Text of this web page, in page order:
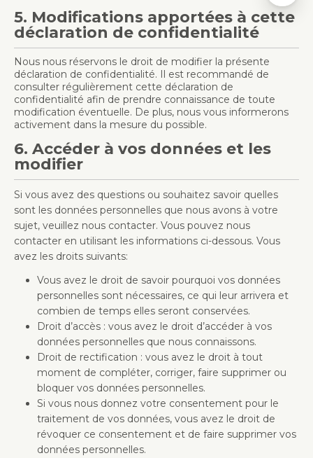
5. Modifications apportées à cette
déclaration de confidentialité
Nous nous réservons le droit de modifier la présente
déclaration de confidentialité. Il est recommandé de
consulter régulièrement cette déclaration de
confidentialité afin de prendre connaissance de toute
modification éventuelle. De plus, nous vous informerons
activement dans la mesure du possible.
6. Accéder à vos données et les
modifier
Si vous avez des questions ou souhaitez savoir quelles
sont les données personnelles que nous avons à votre
sujet, veuillez nous contacter. Vous pouvez nous
contacter en utilisant les informations ci-dessous. Vous
avez les droits suivants:
Vous avez le droit de savoir pourquoi vos données
personnelles sont nécessaires, ce qui leur arrivera et
combien de temps elles seront conservées.
Droit d’accès : vous avez le droit d’accéder à vos
données personnelles que nous connaissons.
Droit de rectification : vous avez le droit à tout
moment de compléter, corriger, faire supprimer ou
bloquer vos données personnelles.
Si vous nous donnez votre consentement pour le
traitement de vos données, vous avez le droit de
révoquer ce consentement et de faire supprimer vos
données personnelles.